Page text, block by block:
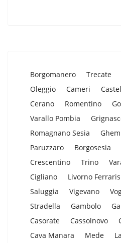
Borgomanero Trecate
Oleggio
Cameri
Cerano
Romentino
Varallo Pombia
Romagnano Sesia
Paruzzaro
Borgosesia
Crescentino
Trino
Cigliano
Livorno Ferraris
Saluggia
Vigevano
Stradella
Gambolo
Casorate
Cassolnovo
Cava Manara
Mede